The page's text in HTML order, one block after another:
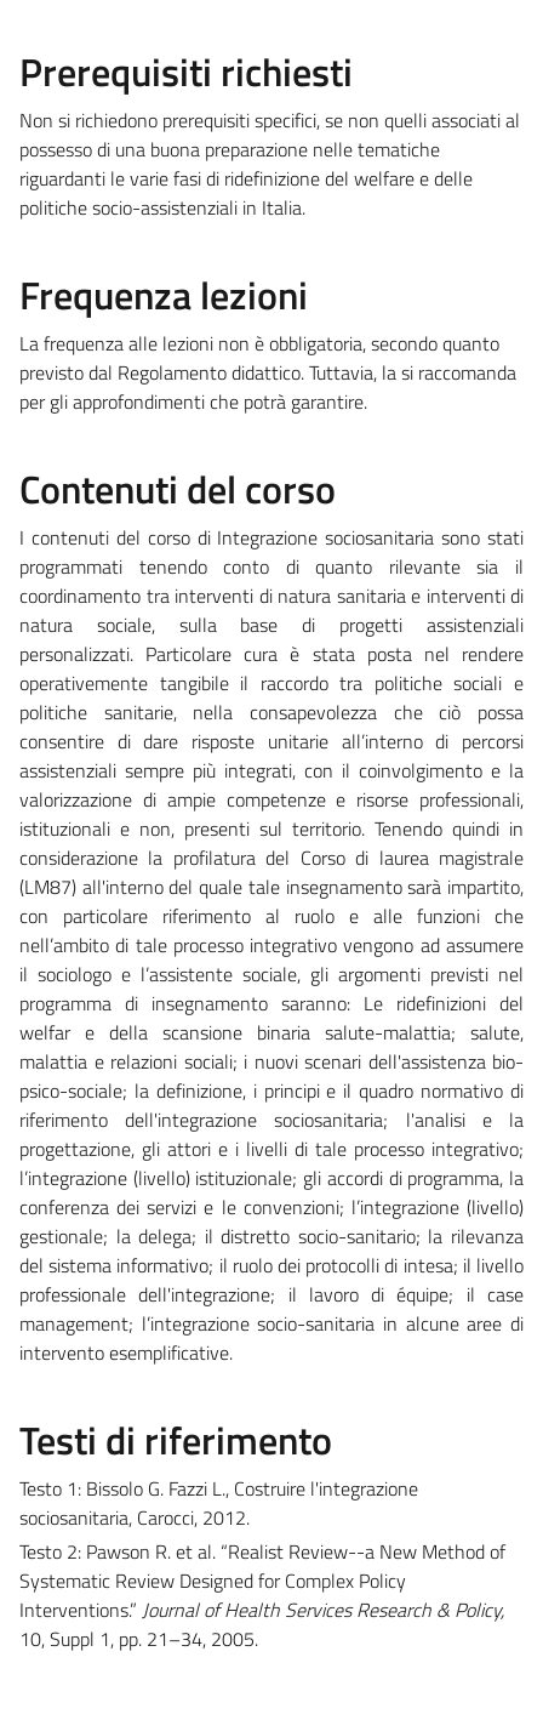
Prerequisiti richiesti
Non si richiedono prerequisiti specifici, se non quelli associati al
possesso di una buona preparazione nelle tematiche
riguardanti le varie fasi di ridefinizione del welfare e delle
politiche socio-assistenziali in Italia.
Frequenza lezioni
La frequenza alle lezioni non è obbligatoria, secondo quanto
previsto dal Regolamento didattico. Tuttavia, la si raccomanda
per gli approfondimenti che potrà garantire.
Contenuti del corso
I contenuti del corso di Integrazione sociosanitaria sono stati
programmati tenendo conto di quanto rilevante sia il
coordinamento tra interventi di natura sanitaria e interventi di
natura sociale, sulla base di progetti assistenziali
personalizzati. Particolare cura è stata posta nel rendere
operativemente tangibile il raccordo tra politiche sociali e
politiche sanitarie, nella consapevolezza che ciò possa
consentire di dare risposte unitarie all’interno di percorsi
assistenziali sempre più integrati, con il coinvolgimento e la
valorizzazione di ampie competenze e risorse professionali,
istituzionali e non, presenti sul territorio. Tenendo quindi in
considerazione la profilatura del Corso di laurea magistrale
(LM87) all'interno del quale tale insegnamento sarà impartito,
con particolare riferimento al ruolo e alle funzioni che
nell’ambito di tale processo integrativo vengono ad assumere
il sociologo e l’assistente sociale, gli argomenti previsti nel
programma di insegnamento saranno: Le ridefinizioni del
welfar e della scansione binaria salute-malattia; salute,
malattia e relazioni sociali; i nuovi scenari dell'assistenza bio-
psico-sociale; la definizione, i principi e il quadro normativo di
riferimento dell'integrazione sociosanitaria; l'analisi e la
progettazione, gli attori e i livelli di tale processo integrativo;
l’integrazione (livello) istituzionale; gli accordi di programma, la
conferenza dei servizi e le convenzioni; l’integrazione (livello)
gestionale; la delega; il distretto socio-sanitario; la rilevanza
del sistema informativo; il ruolo dei protocolli di intesa; il livello
professionale dell'integrazione; il lavoro di équipe; il case
management; l’integrazione socio-sanitaria in alcune aree di
intervento esemplificative.
Testi di riferimento
Testo 1: Bissolo G. Fazzi L., Costruire l'integrazione
sociosanitaria, Carocci, 2012.
Testo 2: Pawson R. et al. “Realist Review--a New Method of
Systematic Review Designed for Complex Policy
Interventions.” Journal of Health Services Research & Policy,
10, Suppl 1, pp. 21–34, 2005.